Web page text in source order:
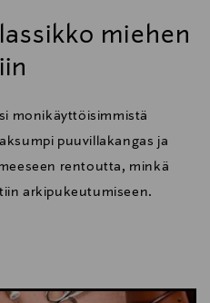
miehen
monikäyttöisimmistä
puuvillakangas ja
rentoutta, minkä
arkipukeutumiseen.